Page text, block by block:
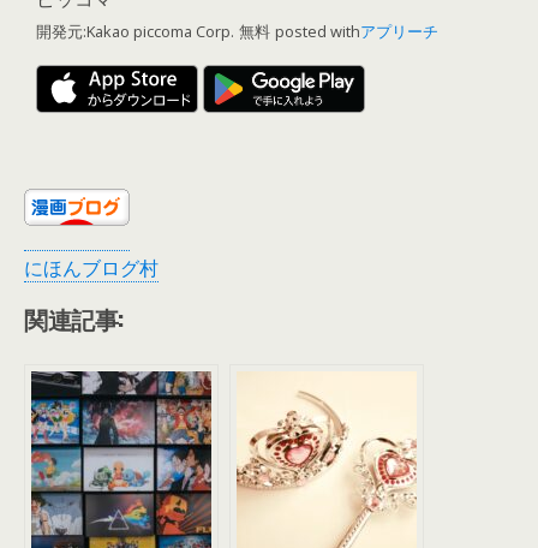
開発元:Kakao piccoma Corp. 無料 posted withアプリーチ
にほんブログ村
関連記事: